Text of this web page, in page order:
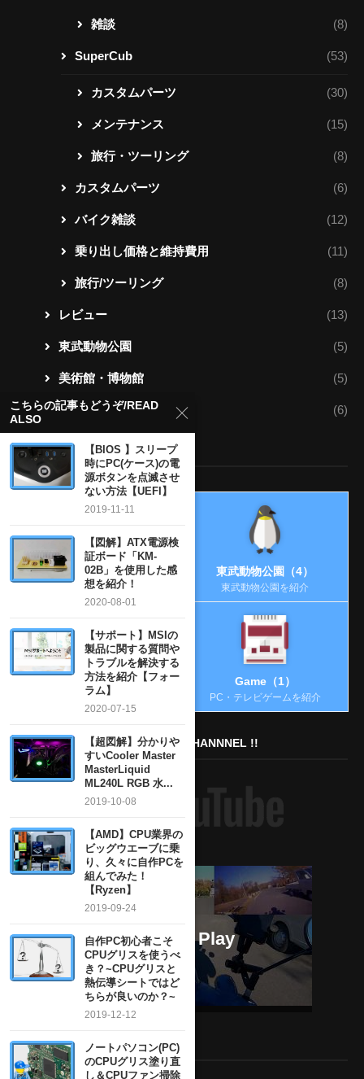
雑談 (8)
SuperCub (53)
カスタムパーツ (30)
メンテナンス (15)
旅行・ツーリング (8)
カスタムパーツ (6)
バイク雑談 (12)
乗り出し価格と維持費用 (11)
旅行/ツーリング (8)
レビュー (13)
東武動物公園 (5)
美術館・博物館 (5)
雑談 (6)
カテゴリー検索 Ⅱ
chess（5）
チェスのルールを勉強
東武動物公園（4）
東武動物公園を紹介
植物（1）
植物・園芸全般について
Game（1）
PC・テレビゲームを紹介
SUBSCRIBE TO MY YOUTUBE CHANNNEL !!
MY TWITTER ACCOUNT
こちらの記事もどうぞ/READ
ALSO
【BIOS 】スリープ
時にPC(ケース)の電
源ボタンを点滅させ
ない方法【UEFI】
2019-11-11
【図解】ATX電源検
証ボード「KM-
02B」を使用した感
想を紹介！
2020-08-01
【サポート】MSIの
製品に関する質問や
トラブルを解決する
方法を紹介【フォー
ラム】
2020-07-15
【超図解】分かりや
すいCooler Master
MasterLiquid
ML240L RGB 水...
2019-10-08
【AMD】CPU業界の
ビッグウエーブに乗
り、久々に自作PCを
組んでみた！
【Ryzen】
2019-09-24
自作PC初心者こそ
CPUグリスを使うべ
き？~CPUグリスと
熱伝導シートではど
ちらが良いのか？~
2019-12-12
ノートパソコン(PC)
のCPUグリス塗り直
し＆CPUファン掃除